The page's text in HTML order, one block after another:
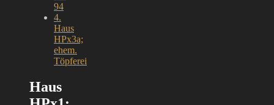
94
4.
Haus
HPx3a;
ehem.
Töpferei
Haus